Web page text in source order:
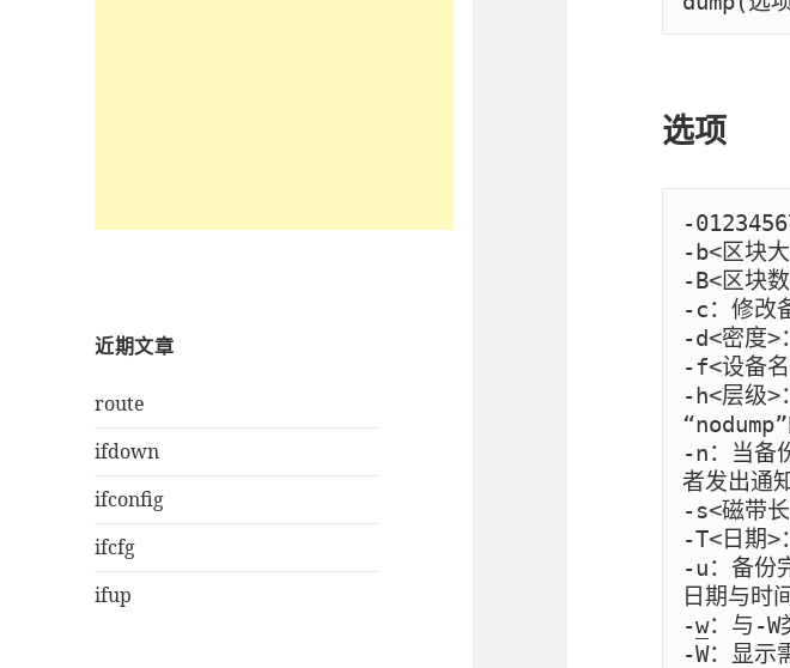
近期文章
route
ifdown
ifconfig
ifcfg
ifup
选项
-
-b<区块
-B<区块
-c：修改
-d<密度>
-f<设备名
-h<层级>
“nodump”
-n：当备
者发出通知
-s<磁带
-T<日期>
-u：备份
日期与时
-w：与-W
-W：显示